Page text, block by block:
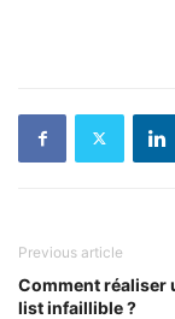
Previous article
Comment réaliser
list infaillible ?